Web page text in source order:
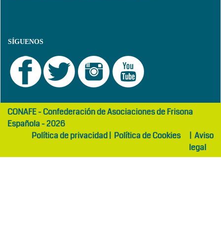
SÍGUENOS
girls
abaya
maltepe
otelCONAFE - Confederación de Asociaciones de Frisona
Española - 2026
Política de privacidad| Política de Cookies | Aviso
legal